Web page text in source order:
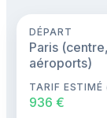
DÉPART
Paris
aéroports)
TARIF ESTIMÉ
936 €